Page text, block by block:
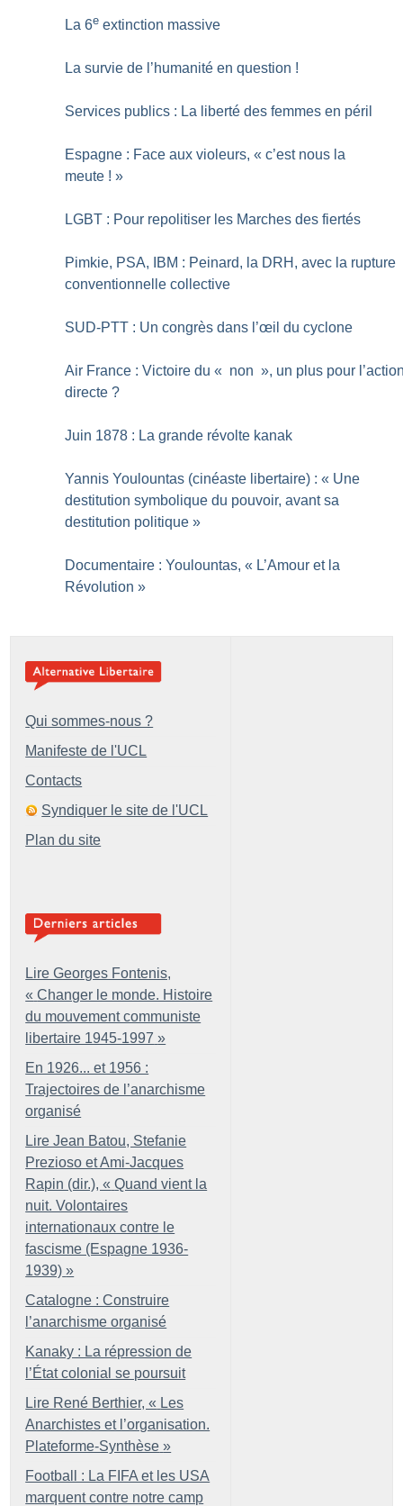
La 6e extinction massive
La survie de l’humanité en question !
Services publics : La liberté des femmes en péril
Espagne : Face aux violeurs, « c’est nous la
meute ! »
LGBT : Pour repolitiser les Marches des fiertés
Pimkie, PSA, IBM : Peinard, la DRH, avec la rupture
conventionnelle collective
SUD-PTT : Un congrès dans l’œil du cyclone
Air France : Victoire du « non », un plus pour
directe ?
Juin 1878 : La grande révolte kanak
Yannis Youlountas (cinéaste libertaire) : « Une
destitution symbolique du pouvoir, avant sa
destitution politique »
Documentaire : Youlountas, « L’Amour et la
Révolution »
Qui sommes-nous ?
Manifeste de l'UCL
Contacts
Syndiquer le site de l'UCL
Plan du site
Lire Georges Fontenis,
« Changer le monde. Histoire
du mouvement communiste
libertaire 1945-1997 »
En 1926... et 1956 :
Trajectoires de l’anarchisme
organisé
Lire Jean Batou, Stefanie
Prezioso et Ami-Jacques
Rapin (dir.), « Quand vient la
nuit. Volontaires
internationaux contre le
fascisme (Espagne 1936-
1939) »
Catalogne : Construire
l’anarchisme organisé
Kanaky : La répression de
l’État colonial se poursuit
Lire René Berthier, « Les
Anarchistes et l’organisation.
Plateforme-Synthèse »
Football : La FIFA et les USA
marquent contre notre camp